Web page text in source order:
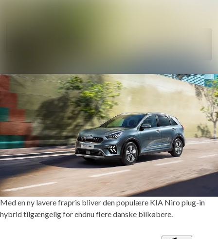
Med en ny lavere frapris bliver den populære KIA Niro plug-in
hybrid tilgængelig for endnu flere danske bilkøbere.